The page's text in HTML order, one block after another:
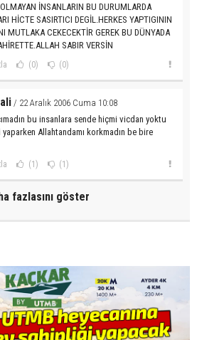
İNSANLARIN BU DURUMLARDA
HİCTE SASIRTICI DEGİL.HERKES YAPTIGININ
MUTLAKA CEKECEKTİR GEREK BU DÜNYADA
SABIR VERSİN
(0) (0)
/ 22 Aralık 2006 Cuma 10:08
bu insanlara sende hiçmi vicdan yoktu
Allahtandamı korkmadın be bire
(1) (1)
fazlasını göster